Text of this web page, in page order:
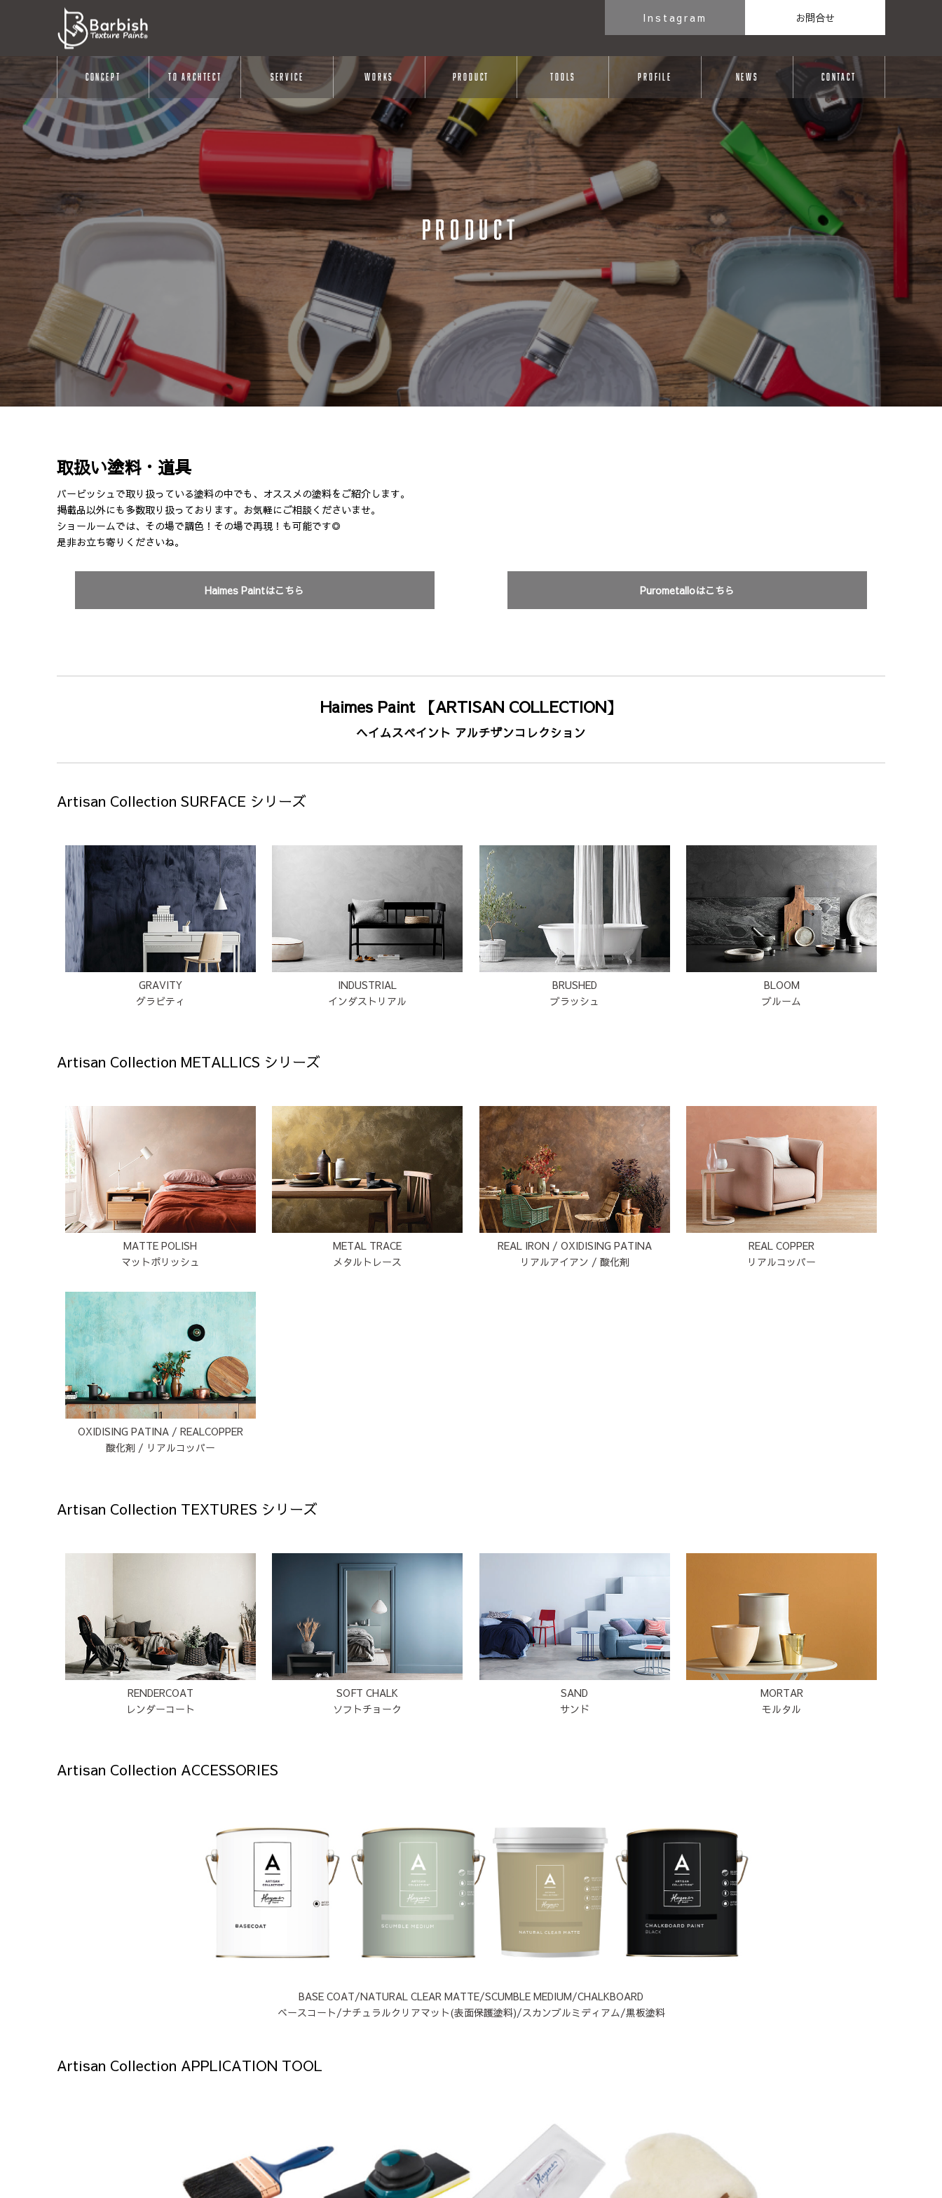
Instagram お問合せ
CONCEPT TO ARCHTECT SERVICE WORKS PRODUCT TOOLS PROFILE NEWS CONTACT
PRODUCT
取扱い塗料・道具
バービッシュで取り扱っている塗料の中でも、オススメの塗料をご紹介します。
掲載品以外にも多数取り扱っております。お気軽にご相談くださいませ。
ショールームでは、その場で調色！その場で再現！も可能です◎
是非お立ち寄りくださいね。
Haimes Paintはこちら Purometalloはこちら
Haimes Paint 【ARTISAN COLLECTION】
ヘイムスペイント アルチザンコレクション
Artisan Collection SURFACE シリーズ
GRAVITY
グラビティ
INDUSTRIAL
インダストリアル
BRUSHED
ブラッシュ
BLOOM
ブルーム
Artisan Collection METALLICS シリーズ
MATTE POLISH
マットポリッシュ
METAL TRACE
メタルトレース
REAL IRON / OXIDISING PATINA
リアルアイアン / 酸化剤
REAL COPPER
リアルコッパー
OXIDISING PATINA / REALCOPPER
酸化剤 / リアルコッパー
Artisan Collection TEXTURES シリーズ
RENDERCOAT
レンダーコート
SOFT CHALK
ソフトチョーク
SAND
サンド
MORTAR
モルタル
Artisan Collection ACCESSORIES
BASE COAT/NATURAL CLEAR MATTE/SCUMBLE MEDIUM/CHALKBOARD
ベースコート/ナチュラルクリアマット(表面保護塗料)/スカンブルミディアム/黒板塗料
Artisan Collection APPLICATION TOOL